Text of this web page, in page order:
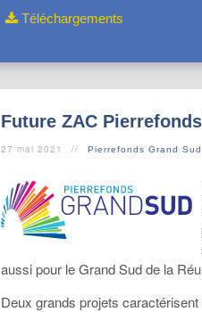
Téléchargements
Future ZAC
27 mai 2021 Pierrefonds Grand Sud
aussi pour le Grand Sud de la
Deux grands projets